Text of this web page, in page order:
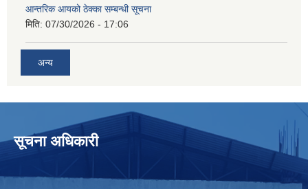
आन्तरिक आयको ठेक्का सम्बन्धी सूचना
मिति: 07/30/2026 - 17:06
अन्य
सूचना अधिकारी